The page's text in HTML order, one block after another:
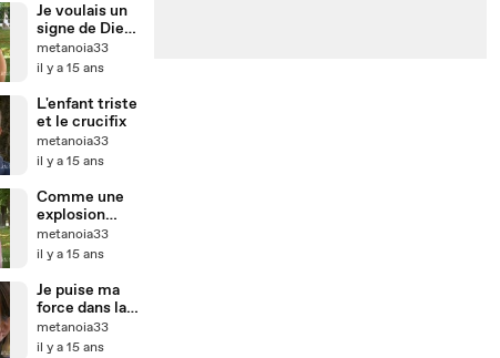
Je voulais un
signe de Dieu
!metanoia33
il y a 15 ans
L'enfant triste
et le crucifix
metanoia33
il y a 15 ans
Comme une
explosion
nucléaire en
moi
metanoia33
il y a 15 ans
Je puise ma
force dans la
foi
metanoia33
il y a 15 ans